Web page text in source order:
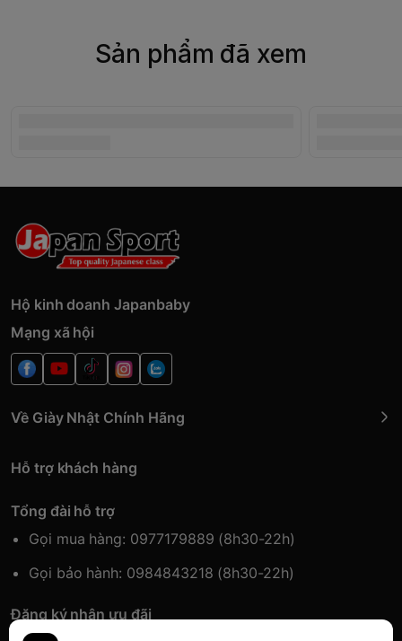
Sản phẩm đã xem
Hộ kinh doanh Japanbaby
Mạng xã hội
Về Giày Nhật Chính Hãng
Hỗ trợ khách hàng
Tổng đài hỗ trợ
Gọi mua hàng: 0977179889 (8h30-22h)
Gọi bảo hành: 0984843218 (8h30-22h)
Đăng ký nhận ưu đãi
Đăng kí để nhận thông tin ưu đãi sớm nhất.